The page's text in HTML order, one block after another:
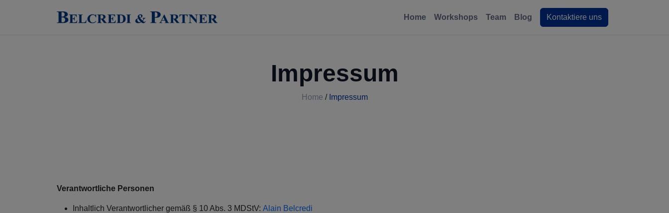
Home Workshops Team Blog Kontaktiere uns
Impressum
Home / Impressum
Verantwortliche Personen
Inhaltlich Verantwortlicher gemäß § 10 Abs. 3 MDStV: Alain Belcredi